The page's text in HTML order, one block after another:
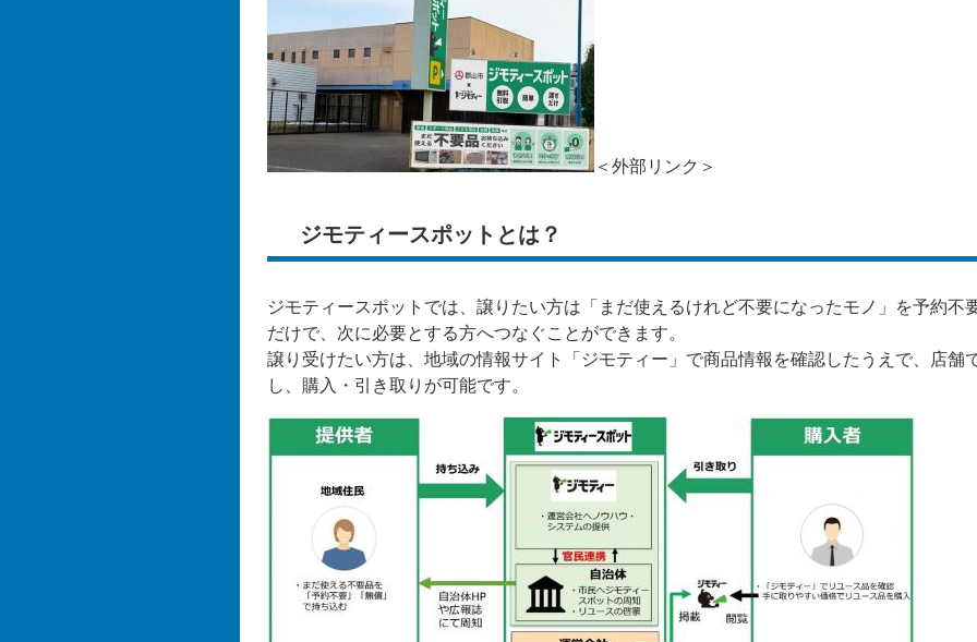
＜外部リンク＞
ジモティースポットとは？
ジモティースポットでは、譲りたい方は「まだ使えるけれど不要になったモノ」を予約不
だけで、次に必要とする方へつなぐことができます。
譲り受けたい方は、地域の情報サイト「ジモティー」で商品情報を確認したうえで、店舗
し、購入・引き取りが可能です。